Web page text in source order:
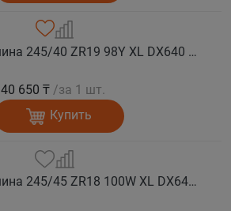
DAVANTI Автошина 245/40 ZR19 98Y XL DX640 RPR лето
40 650 ₸ /за 1 шт.
Купить
DAVANTI Автошина 245/45 ZR18 100W XL DX640 RPR лето (Таиланд)